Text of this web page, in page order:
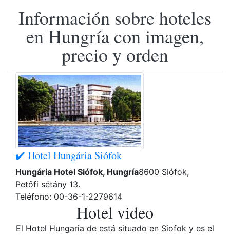
Información sobre hoteles
en Hungría con imagen,
precio y orden
✔️ Hotel Hungária Siófok
Hungária Hotel Siófok, Hungría8600 Siófok,
Petőfi sétány 13.
Teléfono: 00-36-1-2279614
Hotel video
El Hotel Hungaria de está situado en Siofok y es el